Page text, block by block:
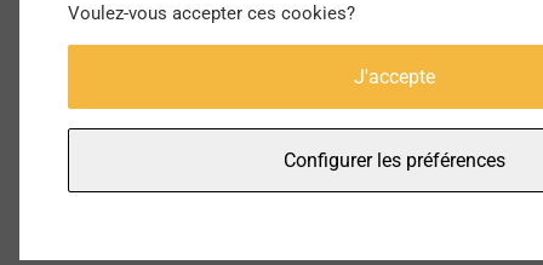
Jersey City Uses Surveys, Rides & Tactical
Urbanism to Generate a Bike Master Planfrom
Voulez-vous accepter ces cookies?
J'accepte
Configurer les préférences